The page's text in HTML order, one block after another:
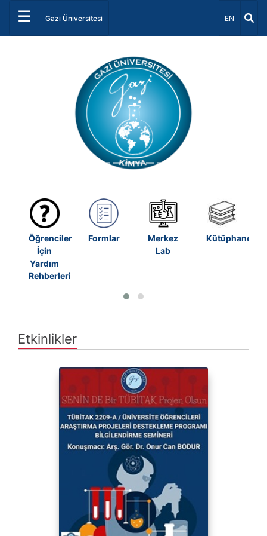
☰ Gazi Üniversitesi Dil Seçiniz
EN
Öğrenciler
İçin
Yardım
Rehberleri
Formlar
Merkez
Lab
Kütüphane
Etkinlikler